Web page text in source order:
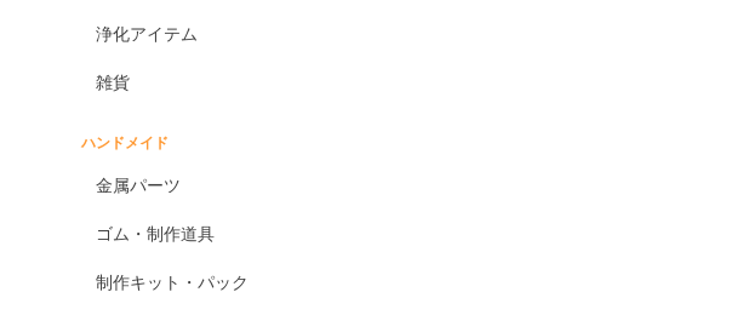
浄化アイテム
雑貨
ハンドメイド
金属パーツ
ゴム・制作道具
制作キット・パック